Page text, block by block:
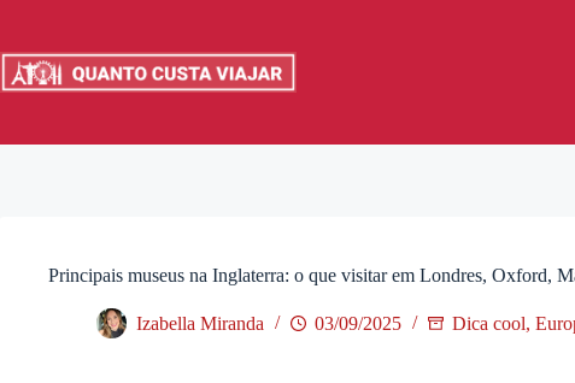
o
conteúdo
Principais museus na Inglaterra: o que visitar em Londres, Oxford,
Izabella Miranda 03/09/2025 Dica cool,